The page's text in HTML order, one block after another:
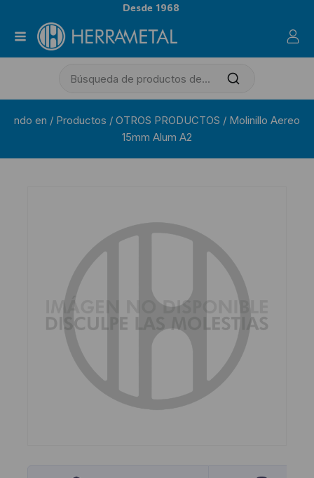
Desde 1968
ndo en / Productos / OTROS PRODUCTOS / Molinillo Aereo
15mm Alum A2